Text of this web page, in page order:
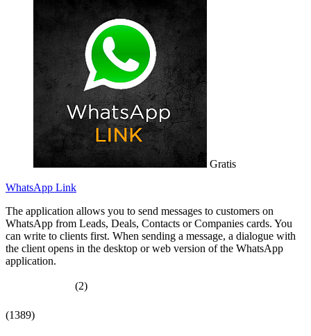
Gratis
WhatsApp Link
The application allows you to send messages to customers on
WhatsApp from Leads, Deals, Contacts or Companies cards. You
can write to clients first. When sending a message, a dialogue with
the client opens in the desktop or web version of the WhatsApp
application.
(2)
(1389)